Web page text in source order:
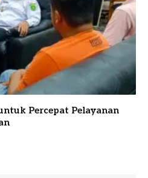
Percepat Pelayanan